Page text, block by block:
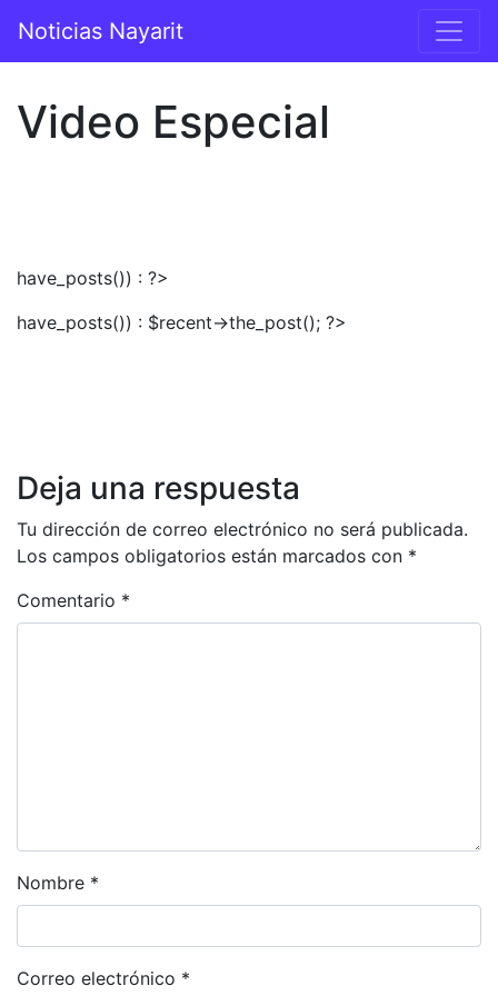
Navegación principal
Noticias Nayarit
Video Especial
have_posts()) : ?>
have_posts()) : $recent->the_post(); ?>
Deja una respuesta
Tu dirección de correo electrónico no será publicada.
Los campos obligatorios están marcados con *
Comentario *
Nombre *
Correo electrónico *